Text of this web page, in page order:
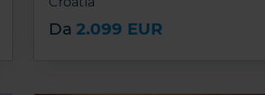
Da 2.099 EUR